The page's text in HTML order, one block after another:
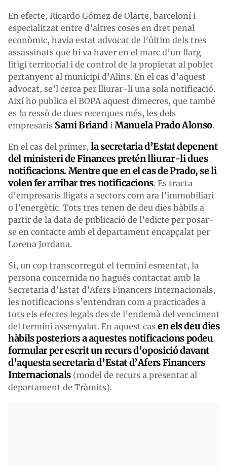
En efecte, Ricardo Gómez de Olarte, barceloní i
especialitzat entre d’altres coses en dret penal
econòmic, havia estat advocat de l’últim dels tres
assassinats que hi va haver en el marc d’un llarg
litigi territorial i de control de la propietat al poblet
pertanyent al municipi d’Alins. En el cas d’aquest
advocat, se’l cerca per lliurar-li una sola notificació.
Així ho publica el BOPA aquest dimecres, que també
es fa ressò de dues recerques més, les dels
empresaris Sami Briand iManuela Prado Alonso.
En el cas del primer, la secretaria d’Estat depenent
del ministeri de Finances pretén lliurar-li dues
notificacions. Mentre que en el cas de Prado, se li
volen fer arribar tres notificacions. Es tracta
d’empresaris lligats a sectors com ara l’immobiliari
o l’energètic. Tots tres tenen de deu dies hàbils a
partir de la data de publicació de l’edicte per posar-
se en contacte amb el departament encapçalat per
Lorena Jordana.
Si, un cop transcorregut el termini esmentat, la
persona concernida no hagués contactat amb la
Secretaria d’Estat d’Afers Financers Internacionals,
les notificacions s’entendran com a practicades a
tots els efectes legals des de l’endemà del venciment
del termini assenyalat. En aquest cas en els deu dies
hàbils posteriors a aquestes notificacions podeu
formular per escrit un recurs d’oposició davant
d’aquesta secretaria d’Estat d’Afers Financers
Internacionals(model de recurs a presentar al
departament de Tràmits).